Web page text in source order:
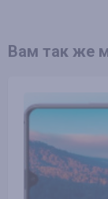
Вам так же